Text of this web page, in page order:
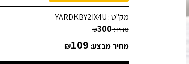
מק"ט : YARDKBY2IX4U
מחיר: ₪300
מחיר מבצע: ₪109